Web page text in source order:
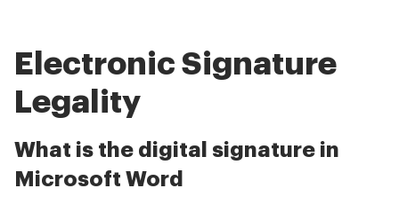
Electronic Signature
Legality
What is the digital signature in
Microsoft Word